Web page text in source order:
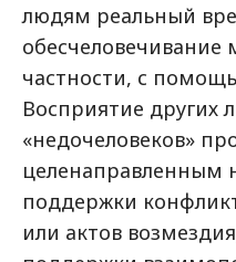
людям реальный
частности, с
Восприятие других
«недочеловеков»
целенаправленным
поддержки
или актов